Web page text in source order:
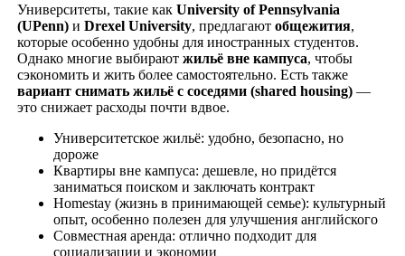
Университеты, такие как University of Pennsylvania
(UPenn)и Drexel University, предлагают общежития,
которые особенно удобны для иностранных студентов.
Однако многие выбирают жильё вне кампуса, чтобы
сэкономить и жить более самостоятельно. Есть также
вариант снимать жильё с соседями (shared housing)—
это снижает расходы почти вдвое.
Университетское жильё: удобно, безопасно, но
дороже
Квартиры вне кампуса: дешевле, но придётся
заниматься поиском и заключать контракт
Homestay (жизнь в принимающей семье): культурный
опыт, особенно полезен для улучшения английского
Совместная аренда: отлично подходит для
социализации и экономии